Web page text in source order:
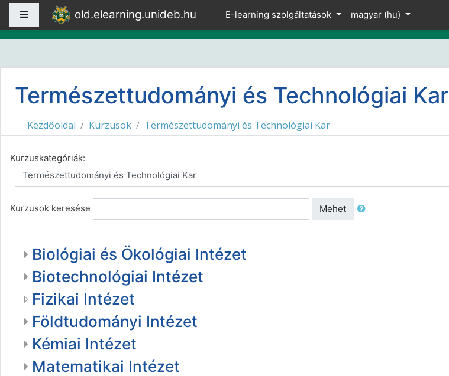
Tovább a fő tartalomhoz
Oldalpanel old.elearning.unideb.hu E-learning szolgáltatások magyar ‎(hu)‎
Természettudományi és Technológiai Kar
Kezdőoldal Kurzusok Természettudományi és Technológiai Kar
Kurzuskategóriák:
Kurzusok keresése Mehet
Biológiai és Ökológiai Intézet
Biotechnológiai Intézet
Fizikai Intézet
Földtudományi Intézet
Kémiai Intézet
Matematikai Intézet